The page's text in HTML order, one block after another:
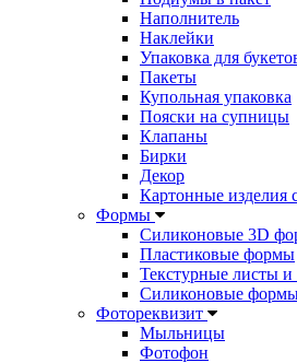
Наполнитель
Наклейки
Упаковка для
Пакеты
Купольная упаковка
Пояски на супницы
Клапаны
Бирки
Декор
Картонные изделия
Формы
Силиконовые 3D
Пластиковые формы
Текстурные листы
Силиконовые
Фотореквизит
Мыльницы
Фотофон